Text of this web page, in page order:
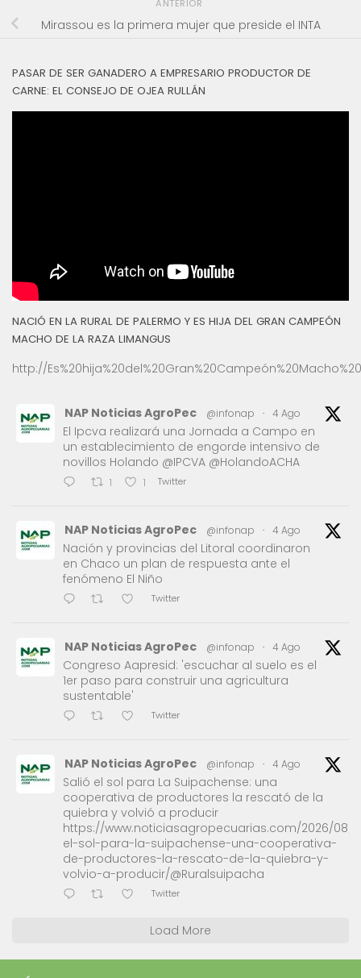
ANTERIOR
Mirassou es la primera mujer que preside el INTA
PASAR DE SER GANADERO A EMPRESARIO PRODUCTOR DE
CARNE: EL CONSEJO DE OJEA RULLÁN
NACIÓ EN LA RURAL DE PALERMO Y ES HIJA DEL GRAN CAMPEÓN
MACHO DE LA RAZA LIMANGUS
http://
NAP Noticias AgroPec @infonap · 4 Ago
El Ipcva realizará una Jornada a Campo en
un establecimiento de engorde intensivo de
novillos Holando @IPCVA @HolandoACHA
1 1 Twitter
NAP Noticias AgroPec @infonap · 4 Ago
Nación y provincias del Litoral coordinaron
en Chaco un plan de respuesta ante el
fenómeno El Niño
Twitter
NAP Noticias AgroPec @infonap · 4 Ago
Congreso Aapresid: 'escuchar al suelo es el
1er paso para construir una agricultura
sustentable'
Twitter
NAP Noticias AgroPec @infonap · 4 Ago
Salió el sol para La Suipachense: una
cooperativa de productores la rescató de la
quiebra y volvió a producir
https://www.noticiasagropecuarias.com/2026/08/
el-sol-para-la-suipachense-una-cooperativa-
de-productores-la-rescato-de-la-quiebra-y-
volvio-a-producir/@Ruralsuipacha
Twitter
Load More